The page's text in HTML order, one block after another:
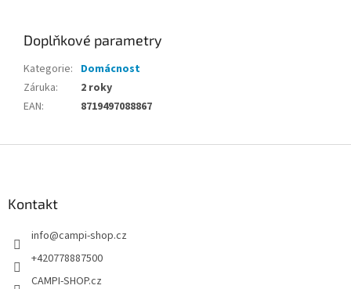
Doplňkové parametry
Kategorie: Domácnost
Záruka:
2 roky
EAN: 8719497088867
Kontakt
info@campi-shop.cz
+420778887500
CAMPI-SHOP.cz